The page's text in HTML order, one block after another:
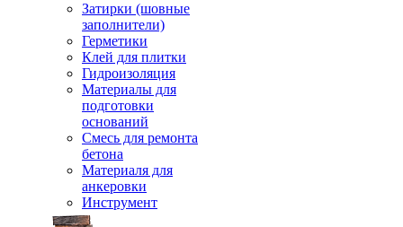
Затирки (шовные
заполнители)
Герметики
Клей для плитки
Гидроизоляция
Материалы для
подготовки
оснований
Смесь для ремонта
бетона
Материаля для
анкеровки
Инструмент